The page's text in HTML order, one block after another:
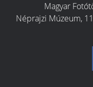
Magyar
Néprajzi Múzeum,